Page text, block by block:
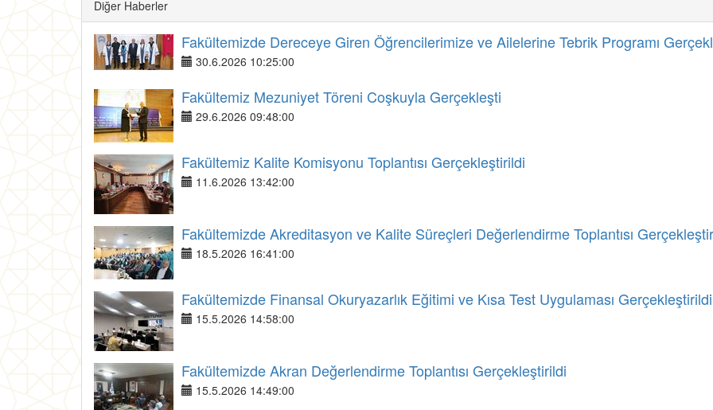
Diğer Haberler
Fakültemizde Dereceye Giren Öğrencilerimize ve Ailelerine Tebrik Programı
30.6.2026 10:25:00
Fakültemiz Mezuniyet Töreni Coşkuyla Gerçekleşti
29.6.2026 09:48:00
Fakültemiz Kalite Komisyonu Toplantısı Gerçekleştirildi
11.6.2026 13:42:00
Fakültemizde Akreditasyon ve Kalite Süreçleri Değerlendirme Toplantısı
18.5.2026 16:41:00
Fakültemizde Finansal Okuryazarlık Eğitimi ve Kısa Test Uygulaması Gerçekleştirildi
15.5.2026 14:58:00
Fakültemizde Akran Değerlendirme Toplantısı Gerçekleştirildi
15.5.2026 14:49:00